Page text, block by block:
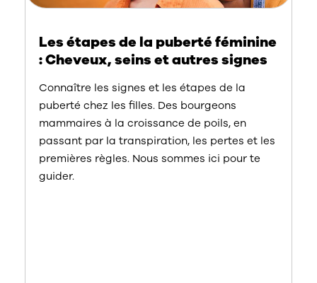
Les étapes de la puberté féminine
: Cheveux, seins et autres signes
Connaître les signes et les étapes de la
puberté chez les filles. Des bourgeons
mammaires à la croissance de poils, en
passant par la transpiration, les pertes et les
premières règles. Nous sommes ici pour te
guider.